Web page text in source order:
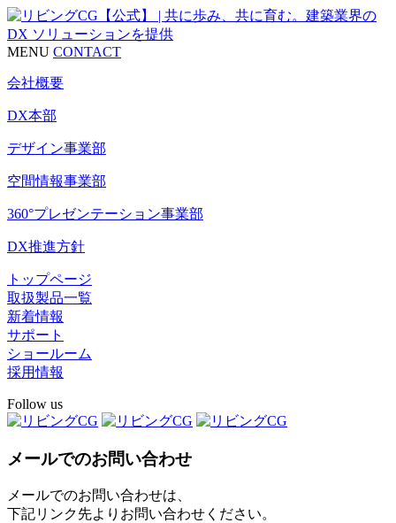
MENU CONTACT
会社概要
DX本部
デザイン事業部
空間情報事業部
360°プレゼンテーション事業部
DX推進方針
トップページ
取扱製品一覧
新着情報
サポート
ショールーム
採用情報
Follow us
メールでのお問い合わせ
メールでのお問い合わせは、
下記リンク先よりお問い合わせください。